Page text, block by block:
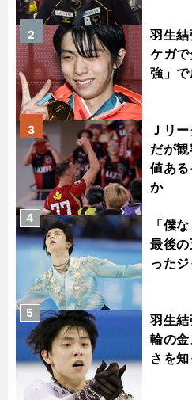
羽生
ケガ
強」
2
Ｊリ
だが
値あ
か
3
「僕
最後
った
4
羽生
輪の
さを
5